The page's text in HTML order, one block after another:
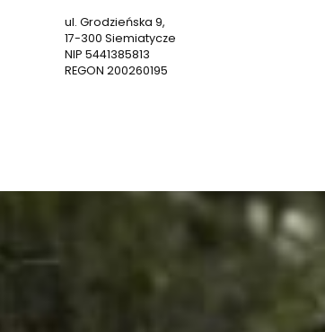
ul. Grodzieńska 9,
17-300 Siemiatycze
NIP 5441385813
REGON 200260195